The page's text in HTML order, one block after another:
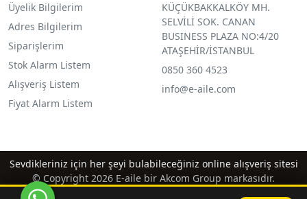
Üyelik Bilgilerim
Adres Bilgilerim
Siparişlerim
Stok Alarm Listem
Alışveriş Listem
Fiyat Alarm Listem
KÜÇÜKBAKKALKÖY MH.
SELVİLİ SOK. CANAN
BUSINESS PLAZA NO:4/20
ATAŞEHİR/İSTANBUL
0850 360 4523
info@e-aile.com
Sevdikleriniz için her şeyi bulabileceğiniz online alışveriş sitesi
© Copyright 2026 E-aile bir Akcom Group markasıdır.